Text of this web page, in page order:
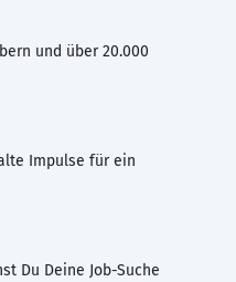
und über 20.000
Impulse für ein
Du Deine Job-Suche